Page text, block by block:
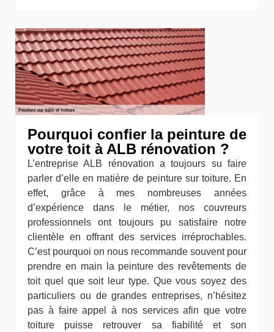
Pourquoi confier la peinture de
votre toit à ALB rénovation ?
L’entreprise ALB rénovation a toujours su faire
parler d’elle en matière de peinture sur toiture. En
effet, grâce à mes nombreuses années
d’expérience dans le métier, nos couvreurs
professionnels ont toujours pu satisfaire notre
clientèle en offrant des services irréprochables.
C’est pourquoi on nous recommande souvent pour
prendre en main la peinture des revêtements de
toit quel que soit leur type. Que vous soyez des
particuliers ou de grandes entreprises, n’hésitez
pas à faire appel à nos services afin que votre
toiture puisse retrouver sa fiabilité et son